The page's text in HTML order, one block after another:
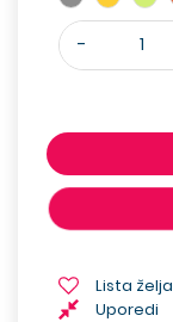
-
Lista želja
Uporedi